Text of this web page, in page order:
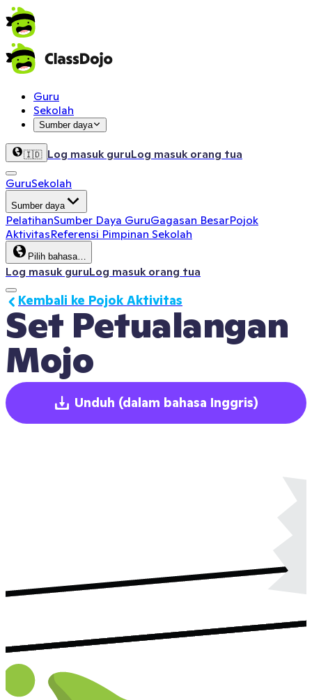
Guru
Sekolah
Sumber daya
🇮🇩 Log masuk guruLog masuk orang tua
GuruSekolah
Sumber daya
PelatihanSumber Daya GuruGagasan BesarPojok
AktivitasReferensi Pimpinan Sekolah
Pilih bahasa…
Log masuk guruLog masuk orang tua
Set Petualangan
Mojo
Kembali ke Pojok Aktivitas
Unduh (dalam bahasa Inggris)